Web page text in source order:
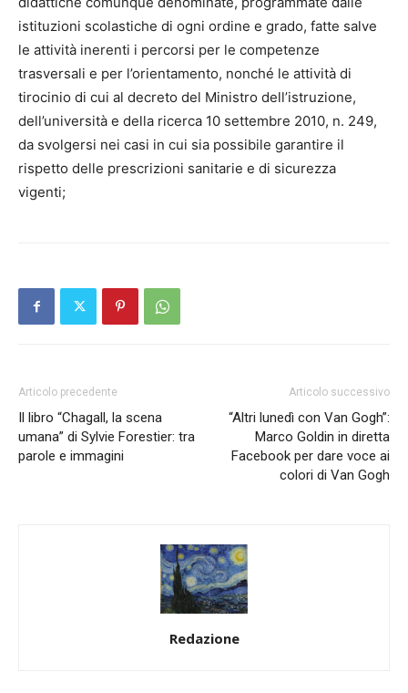
istituzioni scolastiche di ogni ordine e grado, fatte salve
le attività inerenti i percorsi per le competenze
trasversali e per l’orientamento, nonché le attività di
tirocinio di cui al decreto del Ministro dell’istruzione,
dell’università e della ricerca 10 settembre 2010, n. 249,
da svolgersi nei casi in cui sia possibile garantire il
rispetto delle prescrizioni sanitarie e di sicurezza
vigenti;
Articolo precedente
Il libro “Chagall, la scena
umana” di Sylvie Forestier: tra
parole e immagini
Articolo successivo
“Altri lunedì con Van Gogh”:
Marco Goldin in diretta
Facebook per dare voce ai
colori di Van Gogh
Redazione